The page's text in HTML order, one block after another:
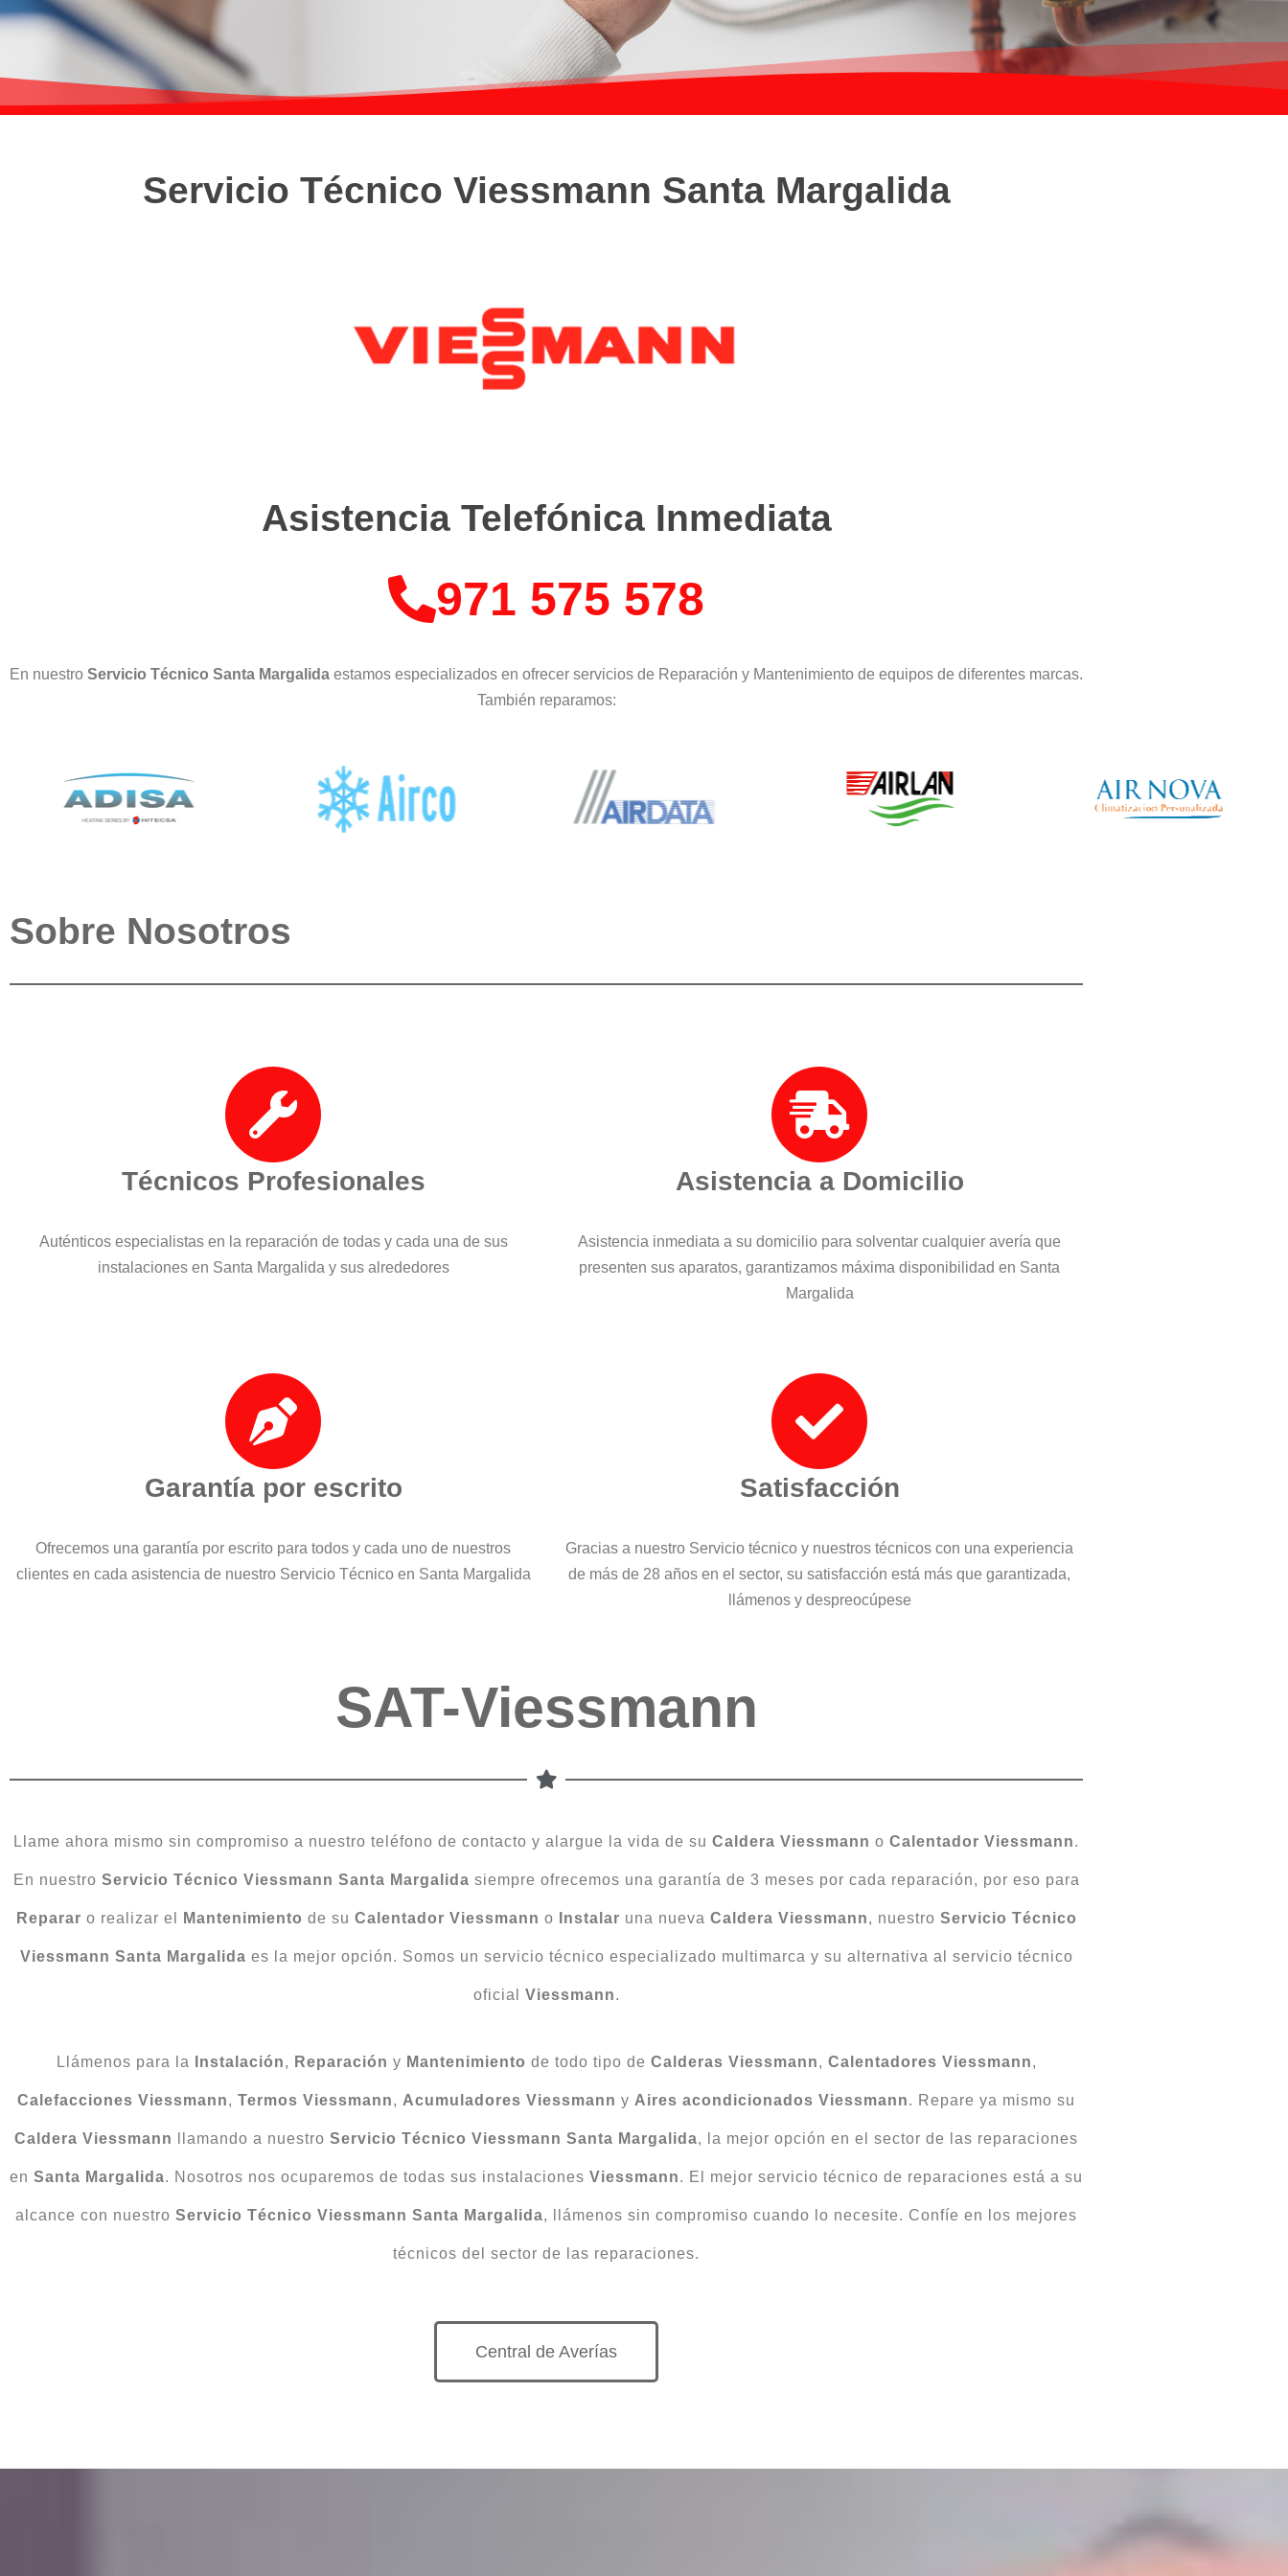
Servicio Técnico Viessmann Santa Margalida
Asistencia Telefónica Inmediata
971 575 578
En nuestro Servicio Técnico Santa Margalida estamos especializados en ofrecer servicios de Reparación y Mantenimiento de equipos de diferentes marcas.
También reparamos:
Sobre Nosotros
Técnicos Profesionales
Auténticos especialistas en la reparación de todas y cada una de sus
instalaciones en Santa Margalida y sus alrededores
Asistencia a Domicilio
Asistencia inmediata a su domicilio para solventar cualquier avería que
presenten sus aparatos, garantizamos máxima disponibilidad en Santa
Margalida
Garantía por escrito
Ofrecemos una garantía por escrito para todos y cada uno de nuestros
clientes en cada asistencia de nuestro Servicio Técnico en Santa Margalida
Satisfacción
Gracias a nuestro Servicio técnico y nuestros técnicos con una experiencia
de más de 28 años en el sector, su satisfacción está más que garantizada,
llámenos y despreocúpese
SAT-Viessmann
Llame ahora mismo sin compromiso a nuestro teléfono de contacto y alargue la vida de su Caldera Viessmann o Calentador Viessmann.
En nuestro Servicio Técnico Viessmann Santa Margalida siempre ofrecemos una garantía de 3 meses por cada reparación, por eso para
Reparar o realizar el Mantenimiento de su Calentador Viessmann o Instalar una nueva Caldera Viessmann, nuestro Servicio Técnico
Viessmann Santa Margalida es la mejor opción. Somos un servicio técnico especializado multimarca y su alternativa al servicio técnico
oficial Viessmann.
Llámenos para la Instalación, Reparación y Mantenimiento de todo tipo de Calderas Viessmann, Calentadores Viessmann,
Calefacciones Viessmann, Termos Viessmann, Acumuladores Viessmann y Aires acondicionados Viessmann. Repare ya mismo su
Caldera Viessmann llamando a nuestro Servicio Técnico Viessmann Santa Margalida, la mejor opción en el sector de las reparaciones
en Santa Margalida. Nosotros nos ocuparemos de todas sus instalaciones Viessmann. El mejor servicio técnico de reparaciones está a su
alcance con nuestro Servicio Técnico Viessmann Santa Margalida, llámenos sin compromiso cuando lo necesite. Confíe en los mejores
técnicos del sector de las reparaciones.
Central de Averías